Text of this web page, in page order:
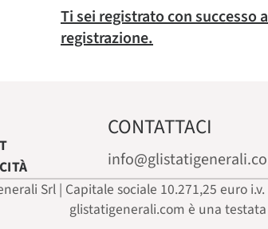
Ti sei registrato con successo
registrazione.
CONTATTACI
Srl | Capitale sociale 10.271,25 euro
glistatigenerali.com è una